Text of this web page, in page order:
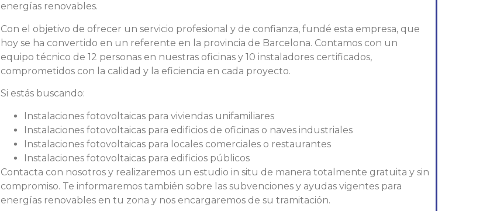
energías renovables.
Con el objetivo de ofrecer un servicio profesional y de confianza, fundé esta empresa, que
hoy se ha convertido en un referente en la provincia de Barcelona. Contamos con un
equipo técnico de 12 personas en nuestras oficinas y 10 instaladores certificados,
comprometidos con la calidad y la eficiencia en cada proyecto.
Si estás buscando:
Instalaciones fotovoltaicas para viviendas unifamiliares
Instalaciones fotovoltaicas para edificios de oficinas o naves industriales
Instalaciones fotovoltaicas para locales comerciales o restaurantes
Instalaciones fotovoltaicas para edificios públicos
Contacta con nosotros y realizaremos un estudio in situ de manera totalmente gratuita y sin
compromiso. Te informaremos también sobre las subvenciones y ayudas vigentes para
energías renovables en tu zona y nos encargaremos de su tramitación.